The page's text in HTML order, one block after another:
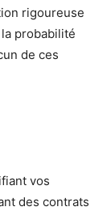
rigoureuse
probabilité
de ces
vos
des contrats